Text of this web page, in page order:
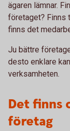
ägaren lämnar.
företaget? Finns
finns det
Ju bättre
desto enklare
verksamheten.
Det finns
företag